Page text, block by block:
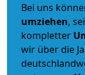
Bei uns
umziehen,
kompletter
wir über die